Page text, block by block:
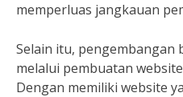
memperluas jangkauan
Selain itu, pengembangan
melalui pembuatan
Dengan memiliki website